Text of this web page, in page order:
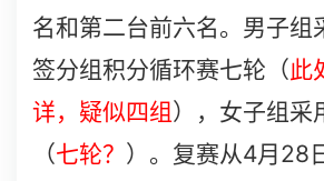
名和第二台前六名。男子组
签分组积分循环赛七轮（此
详，疑似四组 ），女子组采
（七轮？ ）。复赛从4月 28